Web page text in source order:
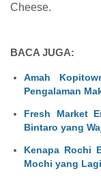
Cheese.
BACA JUGA:
Amah
Pengalaman
Fresh Market
Bintaro yang
Kenapa Rochi
Mochi yang